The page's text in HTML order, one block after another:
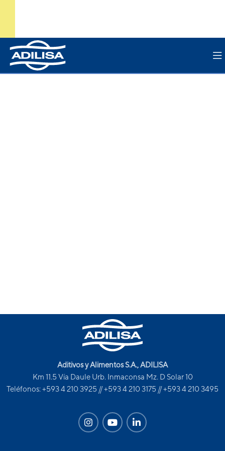
Aditivos y Alimentos S.A., ADILISA
Km 11.5 Vía Daule Urb. Inmaconsa Mz. D Solar 10
Teléfonos: +593 4 210 3925 // +593 4 210 3175 // +593 4 210 3495